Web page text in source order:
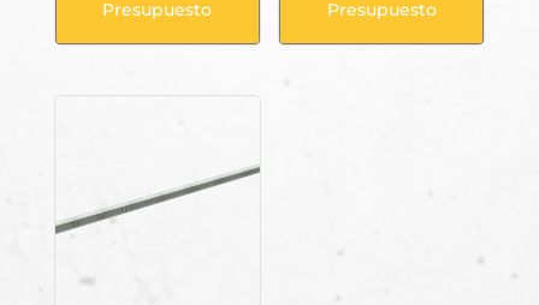
Presupuesto
Presupuesto